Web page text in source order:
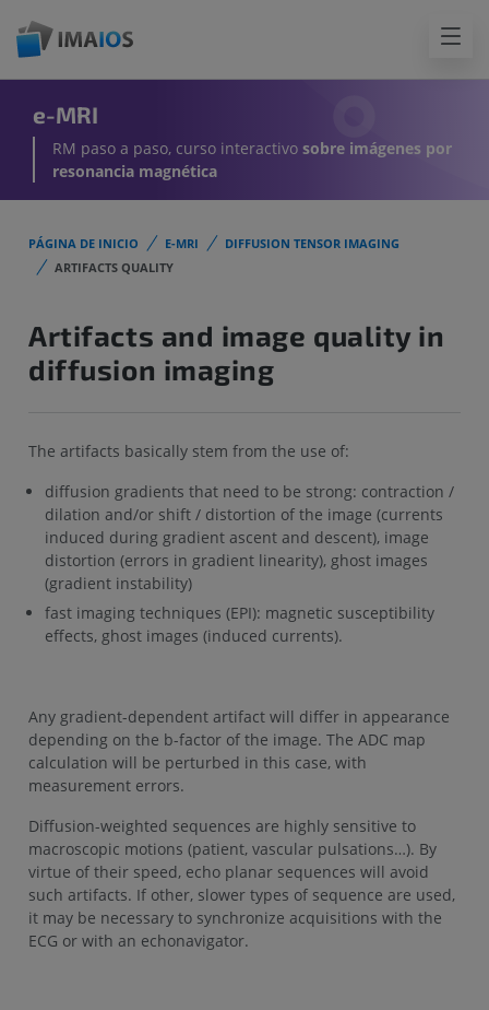
e-MRI
RM paso a paso, curso interactivo sobre imágenes por
resonancia magnética
PÁGINA DE INICIO E-MRI
DIFFUSION TENSOR IMAGING
ARTIFACTS QUALITY
Artifacts and image quality in
diffusion imaging
The artifacts basically stem from the use of:
diffusion gradients that need to be strong: contraction /
dilation and/or shift / distortion of the image (currents
induced during gradient ascent and descent), image
distortion (errors in gradient linearity), ghost images
(gradient instability)
fast imaging techniques (EPI): magnetic susceptibility
effects, ghost images (induced currents).
Any gradient-dependent artifact will differ in appearance
depending on the b-factor of the image. The ADC map
calculation will be perturbed in this case, with
measurement errors.
Diffusion-weighted sequences are highly sensitive to
macroscopic motions (patient, vascular pulsations…). By
virtue of their speed, echo planar sequences will avoid
such artifacts. If other, slower types of sequence are used,
it may be necessary to synchronize acquisitions with the
ECG or with an echonavigator.